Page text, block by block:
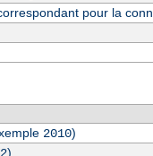
pour la
2010)
)